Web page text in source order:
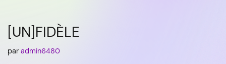
[UN]FIDÈLE
par admin6480